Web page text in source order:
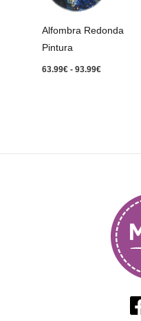
Alfombra Redonda
Pintura
63.99€ - 93.99€